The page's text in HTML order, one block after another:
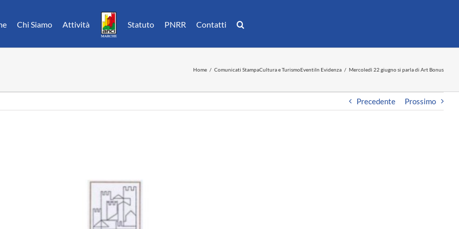
Chi Siamo Attività Statuto PNRR Contatti
Home Comunicati StampaCultura e TurismoEventiIn Evidenza Mercoledì 22 giugno si parla di Art Bonus
Precedente Prossimo